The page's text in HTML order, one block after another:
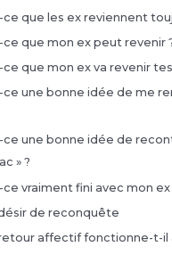
ce que les ex reviennent
que mon ex peut revenir
ce que mon ex va revenir
ce une bonne idée de me
ce une bonne idée de
» ?
ce vraiment fini avec mon
de reconquête
affectif fonctionne-t-il